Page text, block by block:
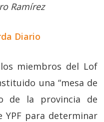
Ramírez
Diario
miembros del Lof
una “mesa de
de la provincia de
YPF para determinar